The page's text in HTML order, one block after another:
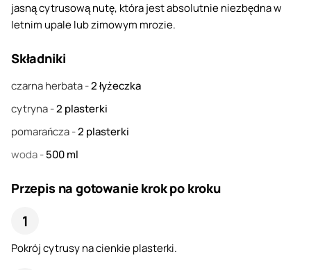
jasną cytrusową nutę, która jest absolutnie niezbędna w
letnim upale lub zimowym mrozie.
Składniki
czarna herbata-2łyżeczka
cytryna-2 plasterki
pomarańcza-2 plasterki
woda-500ml
Przepis na gotowanie krok po kroku
Pokrój cytrusy na cienkie plasterki.